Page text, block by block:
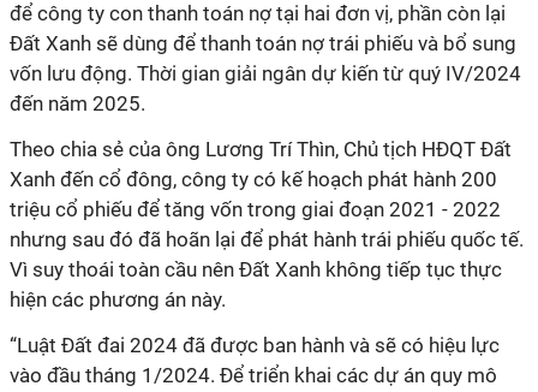
để công ty con thanh toán nợ tại hai đơn vị, phần còn lại
Đất Xanh sẽ dùng để thanh toán nợ trái phiếu và bổ sung
vốn lưu động. Thời gian giải ngân dự kiến từ quý IV/2024
đến năm 2025.
Theo chia sẻ của ông Lương Trí Thìn, Chủ tịch HĐQT Đất
Xanh đến cổ đông, công ty có kế hoạch phát hành 200
triệu cổ phiếu để tăng vốn trong giai đoạn 2021 - 2022
nhưng sau đó đã hoãn lại để phát hành trái phiếu quốc tế.
Vì suy thoái toàn cầu nên Đất Xanh không tiếp tục thực
hiện các phương án này.
“Luật Đất đai 2024 đã được ban hành và sẽ có hiệu lực
vào đầu tháng 1/2024. Để triển khai các dự án quy mô